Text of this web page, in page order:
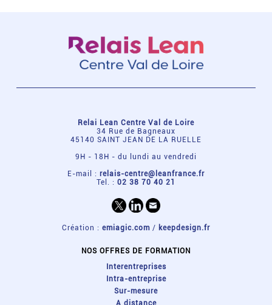
Relai Lean Centre Val de Loire
34 Rue de Bagneaux
45140 SAINT JEAN DE LA RUELLE
9H - 18H - du lundi au vendredi
E-mail : relais-centre@leanfrance.fr
Tel. : 02 38 70 40 21
Création : emiagic.com / keepdesign.fr
NOS OFFRES DE FORMATION
Interentreprises
Intra-entreprise
Sur-mesure
A distance